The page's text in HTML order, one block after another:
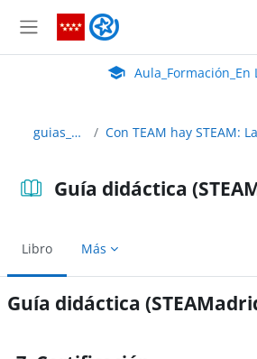
Panel lateral
Aula_Formación_En
Aula Virtual de
Aula_Formación_En
guias_didacticas
Guía didáctica
Libro Más
Guía didáctica